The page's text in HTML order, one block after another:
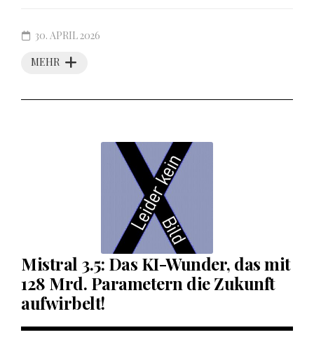
MEHR
30. APRIL 2026
Mistral 3.5: Das KI-Wunder, das mit
128 Mrd. Parametern die Zukunft
aufwirbelt!